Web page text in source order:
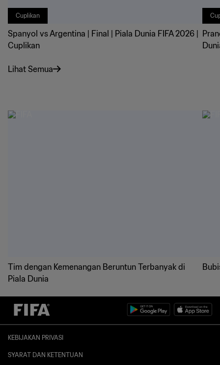
Cuplikan
Spanyol vs Argentina | Final | Piala Dunia FIFA 2026 |
Cuplikan
Lihat Semua
Tim dengan Kemenangan Beruntun Terbanyak di
Piala Dunia
KEBIJAKAN PRIVASI
SYARAT DAN KETENTUAN